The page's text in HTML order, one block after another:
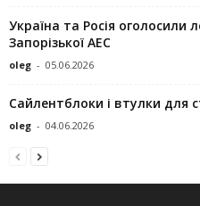
Україна та Росія оголосили
Запорізької АЕС
oleg - 05.06.2026
Сайлентблоки і втулки для
oleg - 04.06.2026